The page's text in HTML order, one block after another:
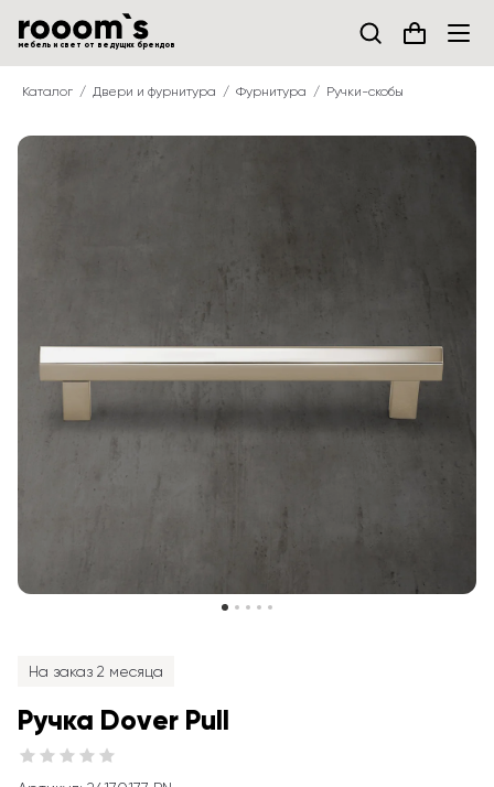
мебель и свет от ведущих брендов
Каталог Двери и фурнитура Фурнитура Ручки-скобы
На заказ 2 месяца
Ручка Dover Pull